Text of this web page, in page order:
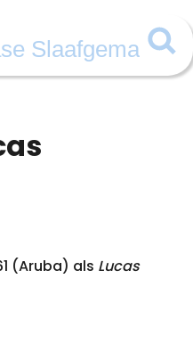
(Aruba) als Lucas